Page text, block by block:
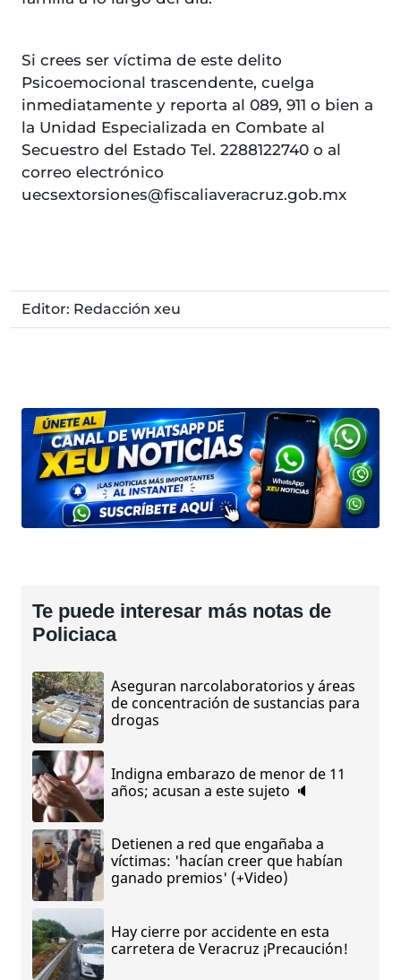
Si crees ser víctima de este delito
Psicoemocional trascendente, cuelga
inmediatamente y reporta al 089, 911 o bien a
la Unidad Especializada en Combate al
Secuestro del Estado Tel. 2288122740 o al
correo electrónico
uecsextorsiones@fiscaliaveracruz.gob.mx
Editor: Redacción xeu
Te puede interesar más notas de
Policiaca
Aseguran narcolaboratorios y áreas
de concentración de sustancias para
drogas
Indigna embarazo de menor de 11
años; acusan a este sujeto 🔈
Detienen a red que engañaba a
víctimas: 'hacían creer que habían
ganado premios' (+Video)
Hay cierre por accidente en esta
carretera de Veracruz ¡Precaución!